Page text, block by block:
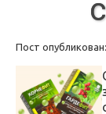
Пост